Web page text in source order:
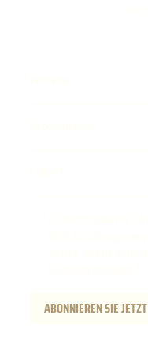
ABONNIEREN SIE JETZT